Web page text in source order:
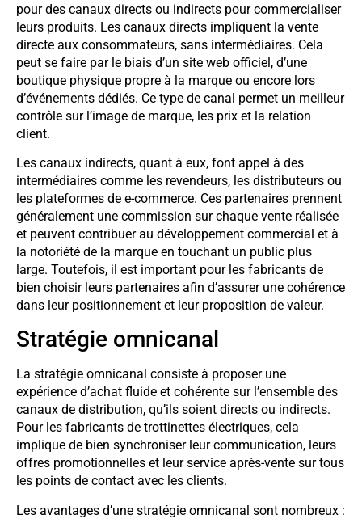
pour des canaux directs ou indirects pour commercialiser
leurs produits. Les canaux directs impliquent la vente
directe aux consommateurs, sans intermédiaires. Cela
peut se faire par le biais d’un site web officiel, d’une
boutique physique propre à la marque ou encore lors
d’événements dédiés. Ce type de canal permet un meilleur
contrôle sur l’image de marque, les prix et la relation
client.
Les canaux indirects, quant à eux, font appel à des
intermédiaires comme les revendeurs, les distributeurs ou
les plateformes de e-commerce. Ces partenaires prennent
généralement une commission sur chaque vente réalisée
et peuvent contribuer au développement commercial et à
la notoriété de la marque en touchant un public plus
large. Toutefois, il est important pour les fabricants de
bien choisir leurs partenaires afin d’assurer une cohérence
dans leur positionnement et leur proposition de valeur.
Stratégie omnicanal
La stratégie omnicanal consiste à proposer une
expérience d’achat fluide et cohérente sur l’ensemble des
canaux de distribution, qu’ils soient directs ou indirects.
Pour les fabricants de trottinettes électriques, cela
implique de bien synchroniser leur communication, leurs
offres promotionnelles et leur service après-vente sur tous
les points de contact avec les clients.
Les avantages d’une stratégie omnicanal sont nombreux :